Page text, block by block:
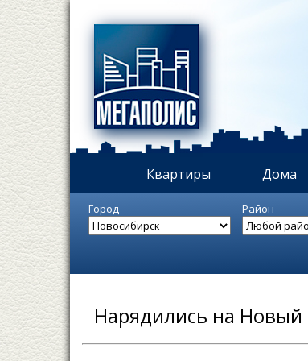
Квартиры Дома
Город Район
Нарядились на Новый